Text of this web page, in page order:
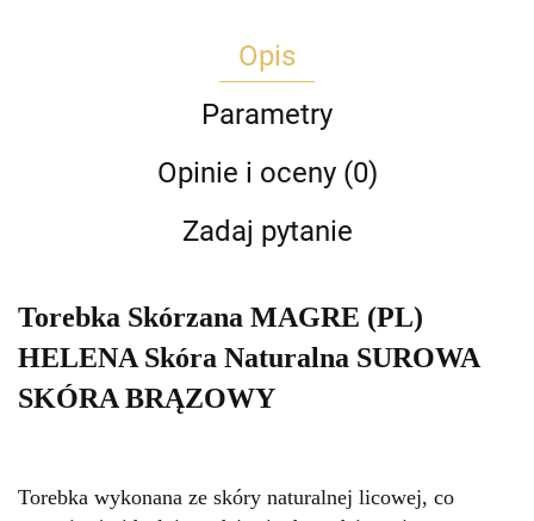
Opis
Parametry
Opinie i oceny (0)
Zadaj pytanie
Torebka Skórzana MAGRE (PL)
HELENA Skóra Naturalna SUROWA
SKÓRA BRĄZOWY
Torebka wykonana ze skóry naturalnej licowej, co